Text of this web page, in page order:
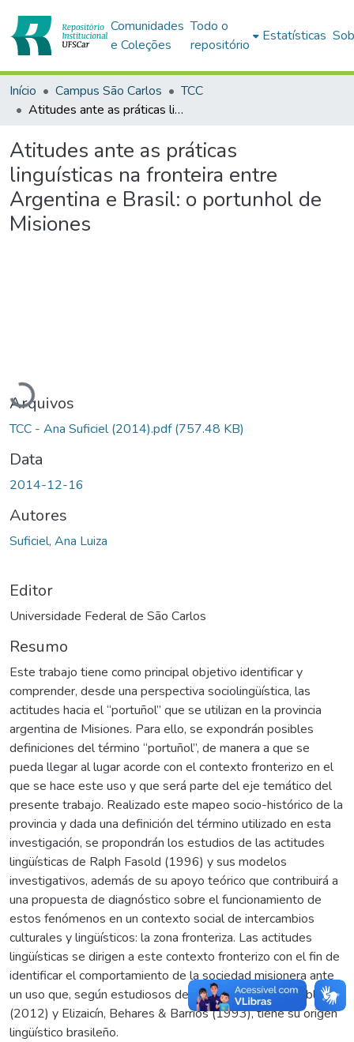
Comunidades
e Coleções
Todo o
repositório
Estatísticas
Início Campus São Carlos
TCC
Atitudes ante as práticas linguísticas na fronteira entre Argentina e Brasil: o portunhol de Misiones
Atitudes ante as práticas
linguísticas na fronteira entre
Argentina e Brasil: o portunhol de
Misiones
Carregando...
Arquivos
TCC - Ana Suficiel (2014).pdf(757.48 KB)
Data
2014-12-16
Autores
Suficiel, Ana Luiza
Editor
Universidade Federal de São Carlos
Resumo
Este trabajo tiene como principal objetivo identificar y
comprender, desde una perspectiva sociolingüística, las
actitudes hacia el “portuñol” que se utilizan en la provincia
argentina de Misiones. Para ello, se expondrán posibles
definiciones del término “portuñol”, de manera a que se
pueda llegar al lugar acorde con el contexto fronterizo en el
que se hace este uso y que será parte del eje temático del
presente trabajo. Realizado este mapeo socio-histórico de la
provincia y dada una definición del término utilizado en esta
investigación, se propondrán los estudios de las actitudes
lingüísticas de Ralph Fasold (1996) y sus modelos
investigativos, además de su apoyo teórico que contribuirá a
una propuesta de diagnóstico sobre el funcionamiento de
estos fenómenos en un contexto social de intercambios
culturales y lingüísticos: la zona fronteriza. Las actitudes
lingüísticas se dirigen a este contexto fronterizo con el fin de
identificar el comportamiento de la sociedad misionera ante
un uso que, según estudiosos de la lengua, como Amable
(2012) y Elizaicín, Behares & Barrios (1993), tiene su origen
lingüístico brasileño.